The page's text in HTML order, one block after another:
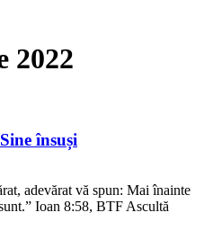
2022
însuși
adevărat vă spun: Mai înainte
Ioan 8:58, BTF Ascultă